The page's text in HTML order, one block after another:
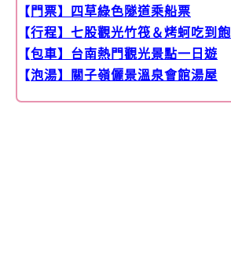
【門票】四草綠色隧道乘船票
【行程】七股觀光竹筏＆烤蚵吃到飽
【包車】台南熱門觀光景點一日遊
【泡湯】關子嶺儷景溫泉會館湯屋